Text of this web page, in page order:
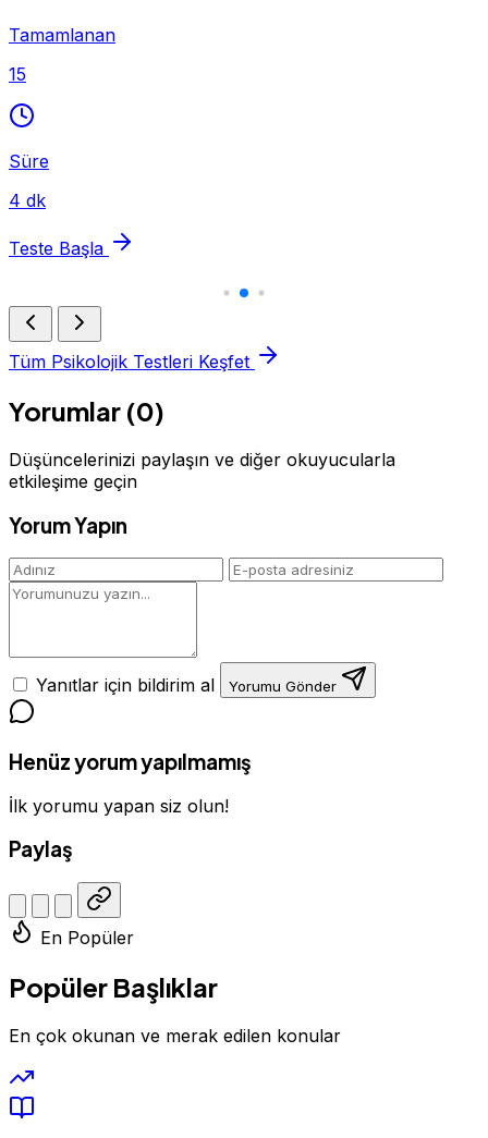
Tamamlanan
15
Süre
4 dk
Teste Başla
Tüm Psikolojik Testleri Keşfet
Yorumlar (0)
Düşüncelerinizi paylaşın ve diğer okuyucularla
etkileşime geçin
Yorum Yapın
Yanıtlar için bildirim al Yorumu Gönder
Henüz yorum yapılmamış
İlk yorumu yapan siz olun!
Paylaş
En Popüler
Popüler Başlıklar
En çok okunan ve merak edilen konular